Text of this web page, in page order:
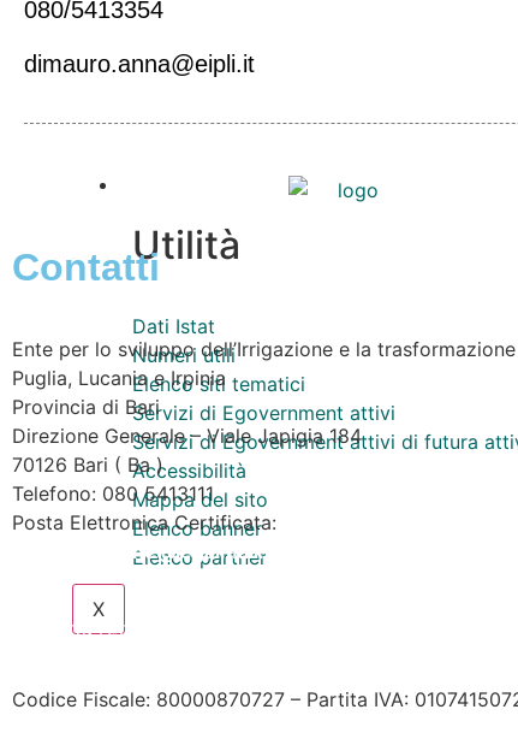
Utilità
Dati Istat
Numeri utili
Elenco siti tematici
Servizi di Egovernment attivi
Servizi di Egovernment attivi di futura
Accessibilità
Mappa del sito
Elenco banner
Elenco partner
X
080/5413354
dimauro.anna@eipli.it
Contatti
Ente per lo sviluppo dell’Irrigazione e la
Puglia, Lucania e Irpinia
Provincia di Bari
Direzione Generale – Viale Japigia 184
70126 Bari ( Ba)
Telefono: 080 5413111
Posta Elettronica Certificata:
enteirrigazione@legalmail.it
Contatta l’Ente
Codice Fiscale: 80000870727 – Partita IVA: